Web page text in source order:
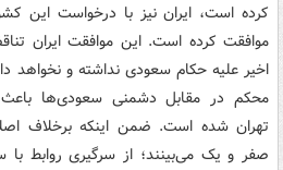
کرده است، ایران نیز با درخواست این
موافقت کرده است. این موافقت ایران
اخیر علیه حکام سعودی نداشته و نخواهد
محکم در مقابل دشمنی سعودی‌ها
تهران شده است. ضمن اینکه برخلاف
صفر و یک می‌بینند؛ از سرگیری روابط با